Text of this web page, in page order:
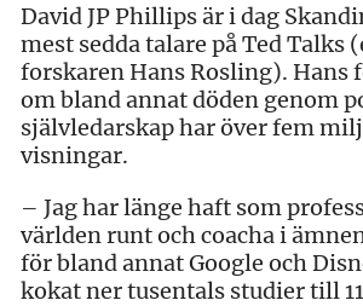
David JP Phillips är i dag
mest sedda talare på Ted Talks
forskaren Hans Rosling). Hans
om bland annat döden genom
självledarskap har över fem
visningar.
– Jag har länge haft som
världen runt och coacha i
för bland annat Google och
kokat ner tusentals studier till